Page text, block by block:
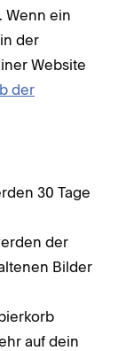
Wenn ein
der
Website
der
30 Tage
der
Bilder
auf dein